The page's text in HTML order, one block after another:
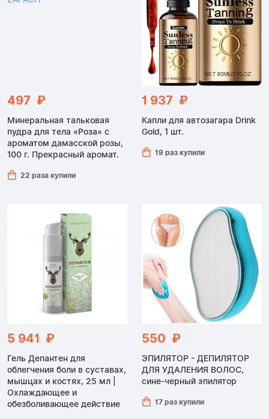
497 ₽
Минеральная тальковая
пудра для тела «Роза» с
ароматом дамасской розы,
100 г. Прекрасный аромат.
22 раза купили
1 937 ₽
Капли для автозагара Drink
Gold, 1 шт.
19 раз купили
5 941 ₽
Гель Депантен для
облегчения боли в суставах,
мышцах и костях, 25 мл |
Охлаждающее и
обезболивающее действие
550 ₽
ЭПИЛЯТОР - ДЕПИЛЯТОР
ДЛЯ УДАЛЕНИЯ ВОЛОС,
сине-черный эпилятор
17 раз купили